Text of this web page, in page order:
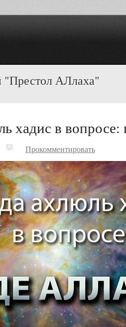
"Престол АЛлаха"
хадис в вопросе:
Прокомментировать